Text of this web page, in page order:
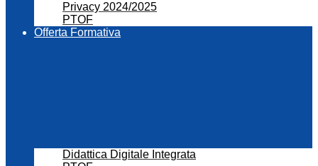
Privacy 2024/2025
PTOF
Offerta Formativa
Didattica Digitale Integrata